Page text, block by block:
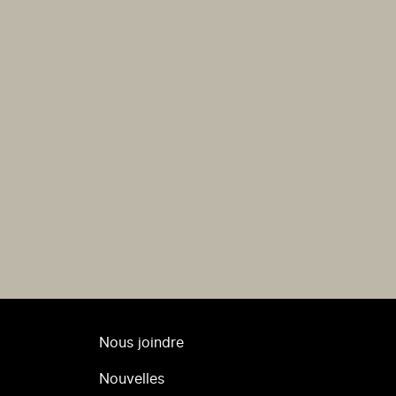
Nous joindre
Nouvelles